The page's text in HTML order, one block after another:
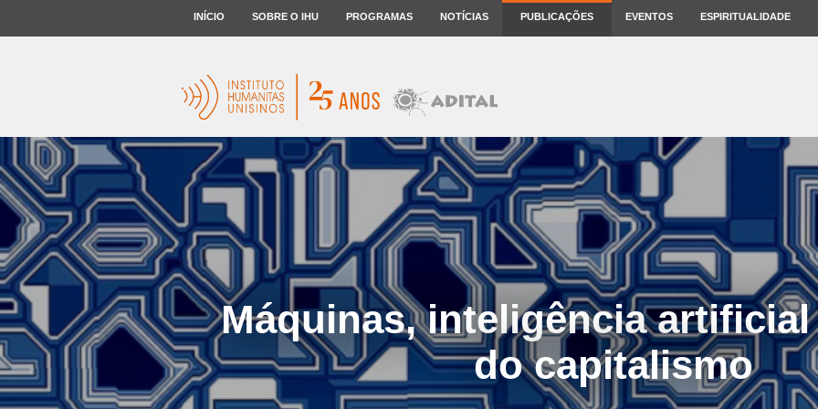
INÍCIO SOBRE O IHU PROGRAMAS NOTÍCIAS PUBLICAÇÕES EVENTOS ESPIRITUALIDADE
Máquinas, inteligência
do capitalismo